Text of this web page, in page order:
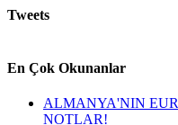
Tweets
En Çok Okunanlar
ALMANYA'NIN
NOTLAR!